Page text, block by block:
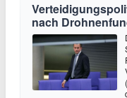
nach